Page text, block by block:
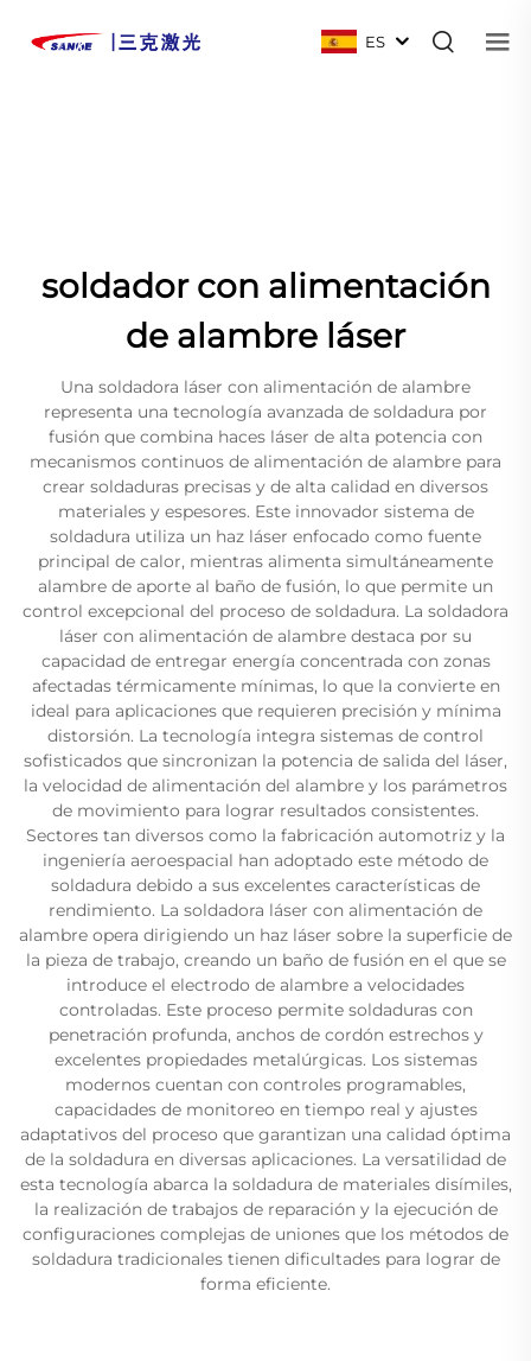
ES
soldador con alimentación
de alambre láser
Una soldadora láser con alimentación de alambre
representa una tecnología avanzada de soldadura por
fusión que combina haces láser de alta potencia con
mecanismos continuos de alimentación de alambre para
crear soldaduras precisas y de alta calidad en diversos
materiales y espesores. Este innovador sistema de
soldadura utiliza un haz láser enfocado como fuente
principal de calor, mientras alimenta simultáneamente
alambre de aporte al baño de fusión, lo que permite un
control excepcional del proceso de soldadura. La soldadora
láser con alimentación de alambre destaca por su
capacidad de entregar energía concentrada con zonas
afectadas térmicamente mínimas, lo que la convierte en
ideal para aplicaciones que requieren precisión y mínima
distorsión. La tecnología integra sistemas de control
sofisticados que sincronizan la potencia de salida del láser,
la velocidad de alimentación del alambre y los parámetros
de movimiento para lograr resultados consistentes.
Sectores tan diversos como la fabricación automotriz y la
ingeniería aeroespacial han adoptado este método de
soldadura debido a sus excelentes características de
rendimiento. La soldadora láser con alimentación de
alambre opera dirigiendo un haz láser sobre la superficie de
la pieza de trabajo, creando un baño de fusión en el que se
introduce el electrodo de alambre a velocidades
controladas. Este proceso permite soldaduras con
penetración profunda, anchos de cordón estrechos y
excelentes propiedades metalúrgicas. Los sistemas
modernos cuentan con controles programables,
capacidades de monitoreo en tiempo real y ajustes
adaptativos del proceso que garantizan una calidad óptima
de la soldadura en diversas aplicaciones. La versatilidad de
esta tecnología abarca la soldadura de materiales disímiles,
la realización de trabajos de reparación y la ejecución de
configuraciones complejas de uniones que los métodos de
soldadura tradicionales tienen dificultades para lograr de
forma eficiente.